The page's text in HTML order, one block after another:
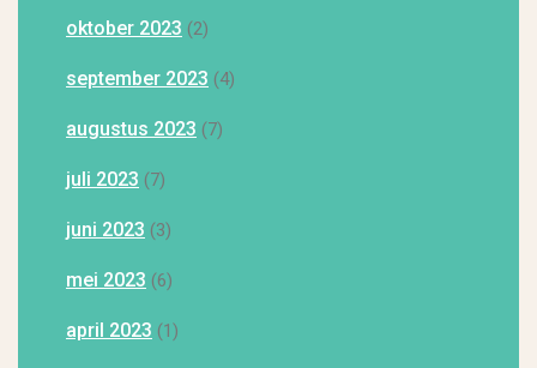
oktober 2023 (2)
september 2023 (4)
augustus 2023 (7)
juli 2023 (7)
juni 2023 (3)
mei 2023 (6)
april 2023 (1)